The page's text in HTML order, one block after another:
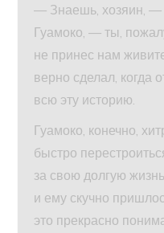
— Знаешь, хозяин, —
Гуамоко, — ты,
не принес нам
верно сделал, когда
всю эту историю.
Гуамоко, конечно,
быстро
за свою долгую
и ему скучно
это прекрасно